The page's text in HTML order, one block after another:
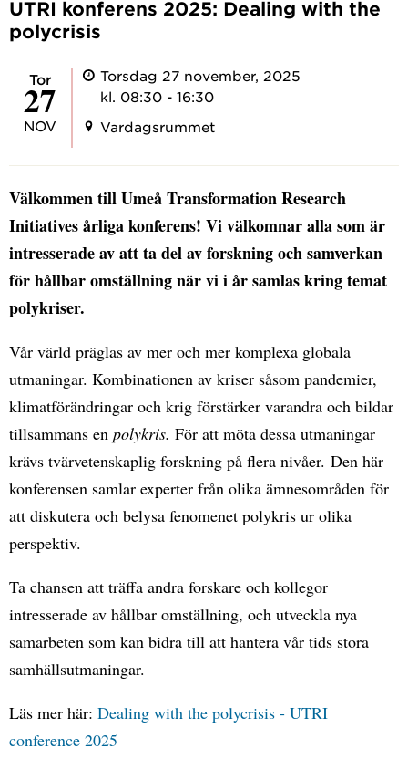
UTRI konferens 2025: Dealing with the
polycrisis
tor
27
NOV
Torsdag 27 november, 2025
kl. 08:30 - 16:30
Vardagsrummet
Välkommen till Umeå Transformation Research
Initiatives årliga konferens! Vi välkomnar alla som är
intresserade av att ta del av forskning och samverkan
för hållbar omställning när vi i år samlas kring temat
polykriser.
Vår värld präglas av mer och mer komplexa globala
utmaningar. Kombinationen av kriser såsom pandemier,
klimatförändringar och krig förstärker varandra och bildar
tillsammans en polykris. För att möta dessa utmaningar
krävs tvärvetenskaplig forskning på flera nivåer. Den här
konferensen samlar experter från olika ämnesområden för
att diskutera och belysa fenomenet polykris ur olika
perspektiv.
Ta chansen att träffa andra forskare och kollegor
intresserade av hållbar omställning, och utveckla nya
samarbeten som kan bidra till att hantera vår tids stora
samhällsutmaningar.
Läs mer här: Dealing with the polycrisis - UTRI
conference 2025